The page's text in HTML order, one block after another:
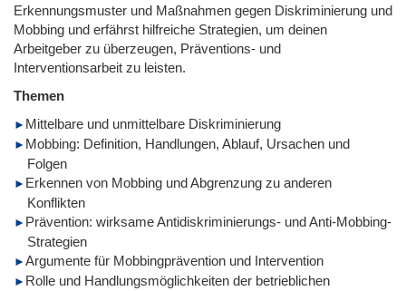
Erkennungsmuster und Maßnahmen gegen Diskriminierung und
Mobbing und erfährst hilfreiche Strategien, um deinen
Arbeitgeber zu überzeugen, Präventions- und
Interventionsarbeit zu leisten.
Themen
Mittelbare und unmittelbare Diskriminierung
Mobbing: Definition, Handlungen, Ablauf, Ursachen und
Folgen
Erkennen von Mobbing und Abgrenzung zu anderen
Konflikten
Prävention: wirksame Antidiskriminierungs- und Anti-Mobbing-
Strategien
Argumente für Mobbingprävention und Intervention
Rolle und Handlungsmöglichkeiten der betrieblichen